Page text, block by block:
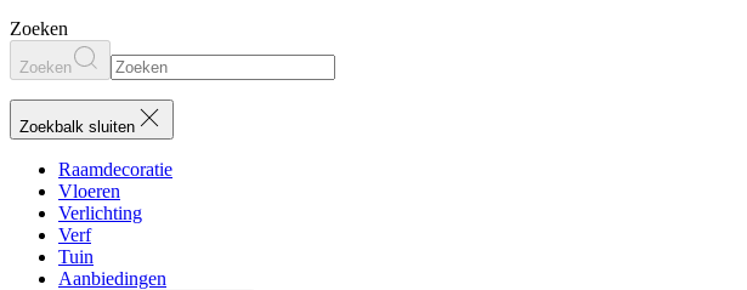
Zoeken
Zoeken
Zoekbalk sluiten
Raamdecoratie
Vloeren
Verlichting
Verf
Tuin
Aanbiedingen